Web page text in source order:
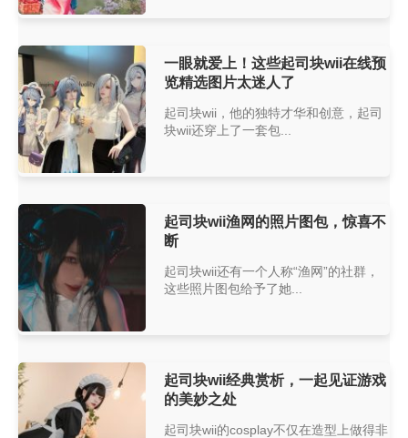
一眼就爱上！这些起司块wii在线预
览精选图片太迷人了
起司块wii，他的独特才华和创意，起司
块wii还穿上了一套包...
起司块wii渔网的照片图包，惊喜不
断
起司块wii还有一个人称“渔网”的社群，
这些照片图包给予了她...
起司块wii经典赏析，一起见证游戏
的美妙之处
起司块wii的cosplay不仅在造型上做得非